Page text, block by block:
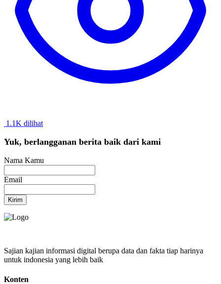
1.1K dilihat
Yuk, berlangganan berita baik dari kami
Nama Kamu
Email
Kirim
Sajian kajian informasi digital berupa data dan fakta tiap harinya
untuk indonesia yang lebih baik
Konten